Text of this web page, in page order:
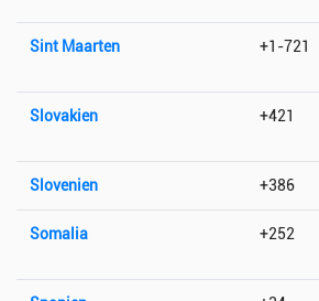
Sint Maarten +1-721
Slovakien +421
Slovenien +386
Somalia +252